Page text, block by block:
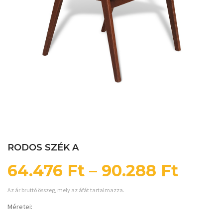
RODOS SZÉK A
64.476 Ft – 90.288 Ft
Az ár bruttó összeg, mely az áfát tartalmazza.
Méretei: